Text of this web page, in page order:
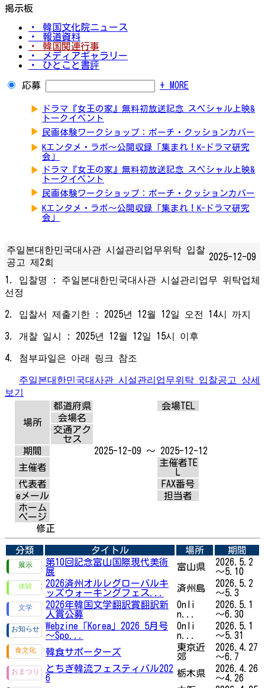
掲示板
・ 韓国文化院ニュース
・ 報道資料
・ 韓国関連行事
・ メディアギャラリー
・ ひとこと書評
応募 + MORE
▶
ドラマ『女王の家』無料初放送記念 スペシャル上映&
トークイベント
▶ 民画体験ワークショップ：ポーチ・クッションカバー
▶ Kエンタメ・ラボ～公開収録「集まれ！K-ドラマ研究
会」
▶
ドラマ『女王の家』無料初放送記念 スペシャル上映&
トークイベント
▶ 民画体験ワークショップ：ポーチ・クッションカバー
▶ Kエンタメ・ラボ～公開収録「集まれ！K-ドラマ研究
会」
주일본대한민국대사관 시설관리업무위탁 입찰
공고 제2회
2025-12-09
1. 입찰명 : 주일본대한민국대사관 시설관리업무 위탁업체
선정
2. 입찰서 제출기한 : 2025년 12월 12일 오전 14시 까지
3. 개찰 일시 : 2025년 12월 12일 15시 이후
4. 첨부파일은 아래 링크 참조
주일본대한민국대사관 시설관리업무위탁 입찰공고 상세
보기
場所
都道府県
会場TEL
会場名
交通アク
セス
期間
2025-12-09 ～ 2025-12-12
主催者
主催者TE
代表者
FAX番号
eメール
担当者
ホーム
ページ
修正
分類 タイトル 場所
期間
第10回記念富山国際現代美術
展
富山県
2026.5.2
～5.10
2026済州オルレグローバルキ
ッズウォーキングフェス...
済州島
2026.5.2
～5.3
2026年韓国文学翻訳賞翻訳新
人賞公募
Onli
n...
2026.5.1
～6.30
Webzine「Korea」2026 5月号
～Spo...
Onli
n...
2026.5.1
～5.31
韓食サポーターズ
東京近
郊
2026.4.27
～6.7
とちぎ韓流フェスティバル202
6
栃木県
2026.4.26
～4.26